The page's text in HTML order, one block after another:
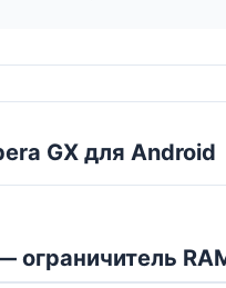
GX для Android
ограничитель